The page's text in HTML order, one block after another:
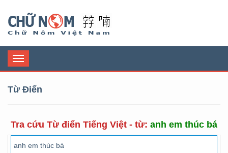
Toggle
navigation
Từ Điển
Tra cứu Từ điển Tiếng Việt - từ: anh em thúc bá